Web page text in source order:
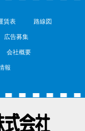
賃表 路線図
広告募集
会社概要
報